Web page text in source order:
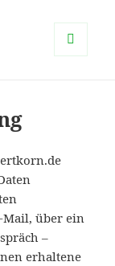
Mail, über ein
–
erhaltene